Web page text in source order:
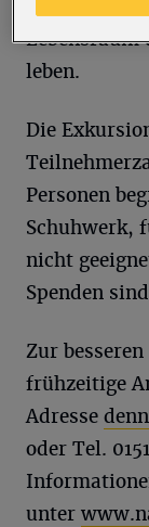
welche
Lebensraum
leben.
Die
Personen
Schuhwerk,
nicht
Spenden
Zur
frühzeitige
Adresse
oder Tel.
unter